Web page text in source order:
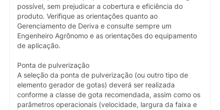
possível, sem prejudicar a cobertura e eficiência do
produto. Verifique as orientações quanto ao
Gerenciamento de Deriva e consulte sempre um
Engenheiro Agrônomo e as orientações do equipamento
de aplicação.
Ponta de pulverização
A seleção da ponta de pulverização (ou outro tipo de
elemento gerador de gotas) deverá ser realizada
conforme a classe de gota recomendada, assim como os
parâmetros operacionais (velocidade, largura da faixa e